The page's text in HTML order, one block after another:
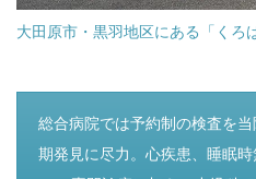
大田原市・黒羽地区にある「くろ
つぎのペー
総合病院では予約制の検査を
期発見に尽力。心疾患、睡眠